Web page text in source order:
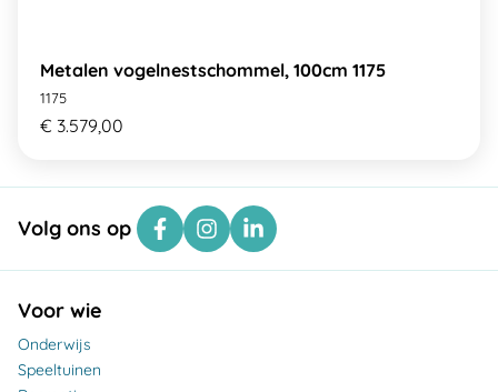
Metalen vogelnestschommel, 100cm 1175
1175
€ 3.579,00
Volg ons op
Voor wie
Onderwijs
Speeltuinen